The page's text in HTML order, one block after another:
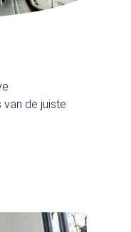
de juiste